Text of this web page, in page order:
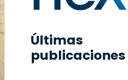
Últimas
publicaciones